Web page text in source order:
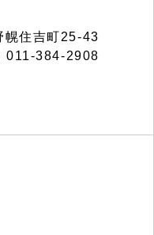
住吉町25-43
011-384-2908